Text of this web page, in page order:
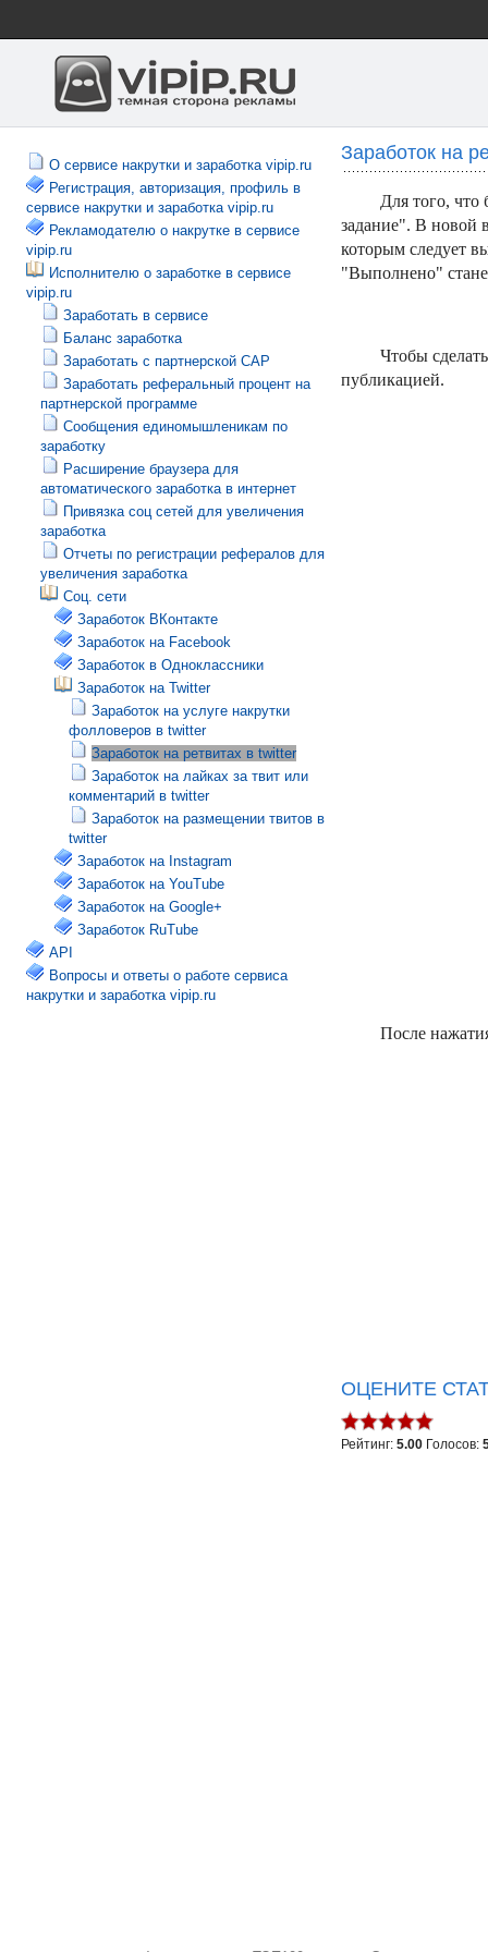
О сервисе накрутки и заработка vipip.ru
Регистрация, авторизация, профиль в
сервисе накрутки и заработка vipip.ru
Рекламодателю о накрутке в сервисе
vipip.ru
Исполнителю о заработке в сервисе
vipip.ru
Заработать в сервисе
Баланс заработка
Заработать с партнерской САР
Заработать реферальный процент на
партнерской программе
Сообщения единомышленикам по
заработку
Расширение браузера для
автоматического заработка в интернет
Привязка соц сетей для увеличения
заработка
Отчеты по регистрации рефералов для
увеличения заработка
Соц. сети
Заработок ВКонтакте
Заработок на Facebook
Заработок в Одноклассники
Заработок на Twitter
Заработок на услуге накрутки
фолловеров в twitter
Заработок на ретвитах в twitter
Заработок на лайках за твит или
комментарий в twitter
Заработок на размещении твитов в
twitter
Заработок на Instagram
Заработок на YouTube
Заработок на Google+
Заработок RuTube
API
Вопросы и ответы о работе сервиса
накрутки и заработка vipip.ru
Заработок на
Для того, что
задание". В новой
которым следует
"Выполнено"
Чтобы
публикацией.
После
ОЦЕНИТЕ
Рейтинг: 5.00 Голосов: